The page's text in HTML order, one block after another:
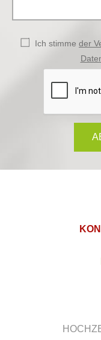
Ich stimme der